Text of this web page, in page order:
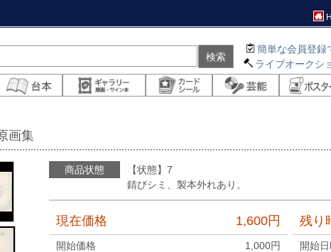
簡単な会員登録
ライブオークシ
画集
商品状態
【状態】7
錆びシミ、製本外れあり。
現在価格 1,600円
開始価格 1,000円
残り
開始